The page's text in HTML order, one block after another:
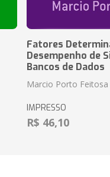
Fatores
Desempenho de
Bancos de Dados
Marcio Porto Feitosa
IMPRESSO
R$ 46,10